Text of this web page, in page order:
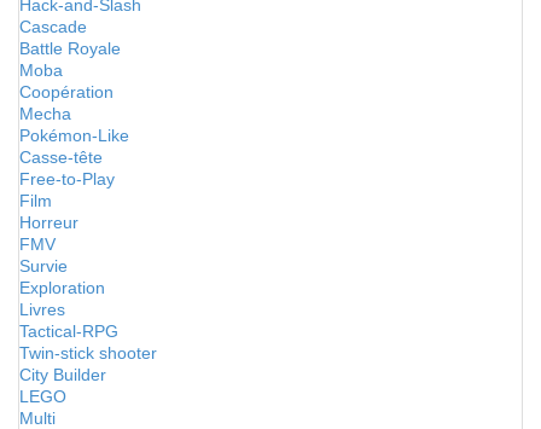
Hack-and-Slash
Cascade
Battle Royale
Moba
Coopération
Mecha
Pokémon-Like
Casse-tête
Free-to-Play
Film
Horreur
FMV
Survie
Exploration
Livres
Tactical-RPG
Twin-stick shooter
City Builder
LEGO
Multi